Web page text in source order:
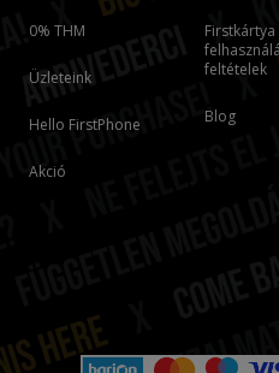
0% THM
Üzleteink
Hello FirstPhone
Akció
Firstkártya
feltételek
Blog